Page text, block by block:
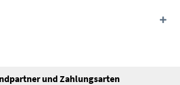
und Zahlungsarten